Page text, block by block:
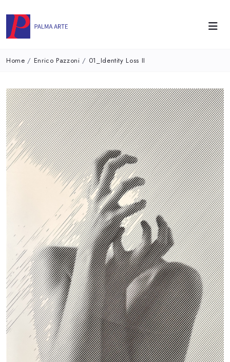
Home / Enrico Pazzoni / 01_Identity Loss II